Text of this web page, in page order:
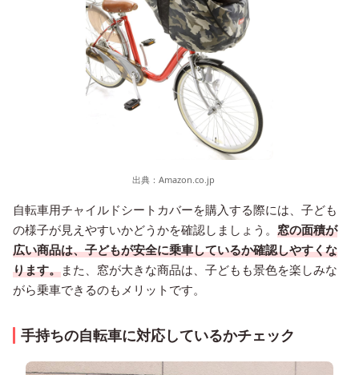
出典： Amazon.co.jp
自転車用チャイルドシートカバーを購入する際には、子ども
の様子が見えやすいかどうかを確認しましょう。 窓の面積が
広い商品は、子どもが安全に乗車しているか確認しやすくな
ります。また、窓が大きな商品は、子どもも景色を楽しみな
がら乗車できるのもメリットです。
手持ちの自転車に対応しているかチェック